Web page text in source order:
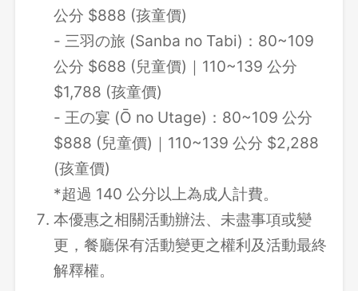
公分 $888 (孩童價)
- 三羽の旅 (Sanba no Tabi)：80~109
公分 $688 (兒童價)｜110~139 公分
$1,788 (孩童價)
- 王の宴 (Ō no Utage)：80~109 公分
$888 (兒童價)｜110~139 公分 $2,288
(孩童價)
*超過 140 公分以上為成人計費。
本優惠之相關活動辦法、未盡事項或變
更，餐廳保有活動變更之權利及活動最終
解釋權。